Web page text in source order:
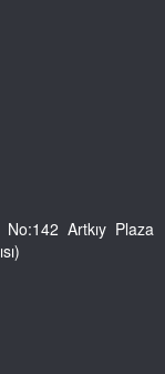
Artkıy Plaza